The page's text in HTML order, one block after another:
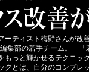
ーティスト梅野さんが改
編集部の若手チーム。
もっと輝かせるテクニッ
クとは、自分のコンプレ